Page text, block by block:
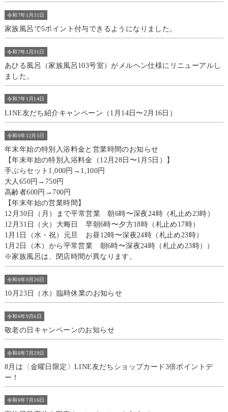
令和7年1月31日
家族風呂で5ポイント付与できるようになりました。
令和7年1月31日
あひる風呂（家族風呂103号室）がメルヘン仕様にリニューアルし
ました。
令和7年1月14日
LINE友だち紹介キャンペーン（1月14日〜2月16日）
令和6年12月5日
年末年始の特別入浴料金と営業時間のお知らせ
【年末年始の特別入浴料金（12月28日〜1月5日）】
手ぶらセット1,000円→1,100円
大人650円→750円
高齢者600円→700円
【年末年始の営業時間】
12月30日（月）まで平常営業 朝6時〜深夜24時（札止め23時）
12月31日（火）大晦日 早朝6時〜夕方18時（札止め17時）
1月1日（水・祝）元旦 お昼12時〜深夜24時（札止め23時）
1月2日（木）から平常営業 朝6時〜深夜24時（札止め23時））
※家族風呂は、閉店時間が異なります。
令和6年9月26日
10月23日（水）臨時休業のお知らせ
令和6年9月6日
敬老の日キャンペーンのお知らせ
令和6年7月29日
8月は〈金曜日限定〉LINE友だちショップカード3倍ポイントデ
ー！
令和6年7月16日